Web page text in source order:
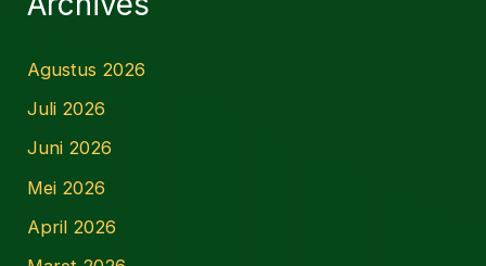
Agustus 2026
Juli 2026
Juni 2026
Mei 2026
April 2026